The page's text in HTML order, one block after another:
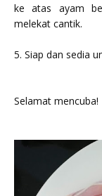
ke atas ayam
melekat cantik.
5. Siap dan sedia
Selamat mencuba!